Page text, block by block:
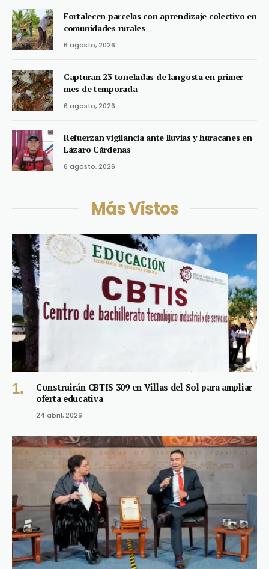
Fortalecen parcelas con aprendizaje colectivo en
comunidades rurales
6 agosto, 2026
Capturan 23 toneladas de langosta en primer
mes de temporada
6 agosto, 2026
Refuerzan vigilancia ante lluvias y huracanes en
Lázaro Cárdenas
6 agosto, 2026
Más Vistos
Construirán CBTIS 309 en Villas del Sol para ampliar
oferta educativa
24 abril, 2026